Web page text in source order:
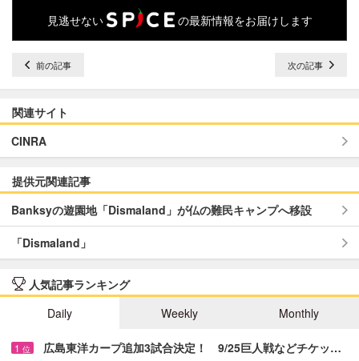
見逃せない の最新情報をお届けします
前の記事 次の記事
関連サイト
CINRA
提供元関連記事
Banksyの遊園地「Dismaland」が仏の難民キャンプへ移設
「Dismaland」
人気記事ランキング
Daily
Weekly Monthly
1 位 広島東洋カープ追加3試合決定！ 9/25巨人戦などチケッ…